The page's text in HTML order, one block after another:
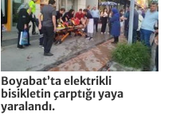
Boyabat’ta elektrikli
bisikletin çarptığı yaya
yaralandı.